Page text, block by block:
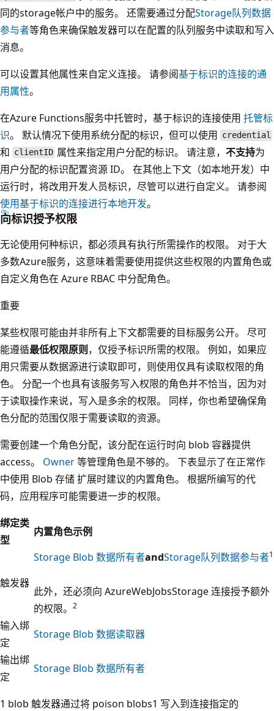
同的storage帐户中的服务。 还需要通过分配Storage队列数据
参与者等角色来确保触发器可以在配置的队列服务中读取和写入
消息。
可以设置其他属性来自定义连接。 请参阅基于标识的连接的通
用属性。
在Azure Functions服务中托管时，基于标识的连接使用 托管标
识。 默认情况下使用系统分配的标识，但可以使用 credential
和 clientID 属性来指定用户分配的标识。 请注意，不支持为
用户分配的标识配置资源 ID。 在其他上下文（如本地开发）中
运行时，将改用开发人员标识，尽管可以进行自定义。 请参阅
使用基于标识的连接进行本地开发。
向标识授予权限
无论使用何种标识，都必须具有执行所需操作的权限。 对于大
多数Azure服务，这意味着需要使用提供这些权限的内置角色或
自定义角色在 Azure RBAC 中分配角色。
重要
某些权限可能由并非所有上下文都需要的目标服务公开。 尽可
能遵循最低权限原则，仅授予标识所需的权限。 例如，如果应
用只需要从数据源进行读取即可，则使用仅具有读取权限的角
色。 分配一个也具有该服务写入权限的角色并不恰当，因为对
于读取操作来说，写入是多余的权限。 同样，你也希望确保角
色分配的范围仅限于需要读取的资源。
需要创建一个角色分配，该分配在运行时向 blob 容器提供
access。 Owner等管理角色是不够的。 下表显示了在正常作
中使用 Blob 存储 扩展时建议的内置角色。 根据所编写的代
码，应用程序可能需要进一步的权限。
绑定类
型
内置角色示例
触发器
Storage Blob 数据所有者andStorage队列数据参与者1
此外，还必须向 AzureWebJobsStorage 连接授予额外
的权限。 2
输入绑
定
Storage Blob 数据读取器
输出绑
定
Storage Blob 数据所有者
1 blob 触发器通过将 poison blobs1 写入到连接指定的